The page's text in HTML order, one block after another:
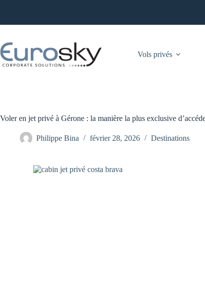
Vols privés
Voler en jet privé à Gérone : la manière la plus exclusive
Philippe Bina février 28, 2026 Destinations